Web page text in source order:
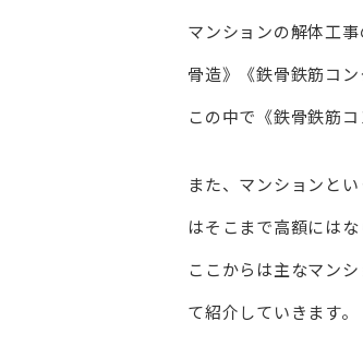
マンションの解体工
骨造》《鉄骨鉄筋コン
この中で《鉄骨鉄筋
また、マンションと
はそこまで高額にはな
ここからは主なマン
て紹介していきます。